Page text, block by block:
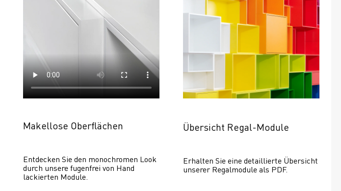
Makellose Oberflächen
Entdecken Sie den monochromen Look
durch unsere fugenfrei von Hand
lackierten Module.
Übersicht Regal-Module
Erhalten Sie eine detaillierte Übersicht
unserer Regalmodule als PDF.